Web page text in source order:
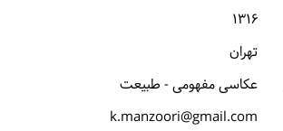
۱۳۱۶
تهران
عکاسی مفهومی - طبیعت
k.manzoori@gmail.com